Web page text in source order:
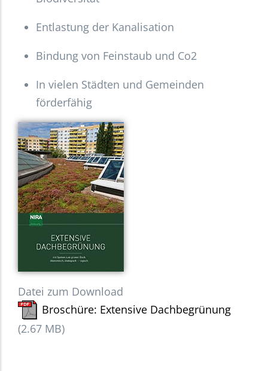
Entlastung der Kanalisation
Bindung von Feinstaub und Co2
In vielen Städten und Gemeinden
förderfähig
Datei zum Download
Broschüre: Extensive Dachbegrünung
(2.67 MB)